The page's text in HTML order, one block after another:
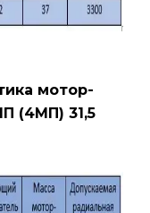
мотор-
(4МП) 31,5